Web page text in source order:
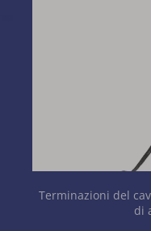
Terminazioni del
di